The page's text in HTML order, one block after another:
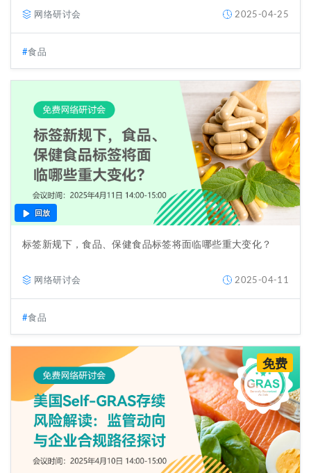
网络研讨会 2025-04-25
食品
回放
标签新规下，食品、保健食品标签将面临哪些重大变化？
网络研讨会 2025-04-11
食品
免费